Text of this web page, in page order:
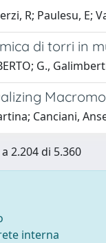
R; Paulesu, E;
di torri in
G.,
Canciani,
2.204 di 5.360
interna